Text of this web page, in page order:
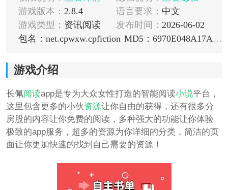
游戏版本： 2.8.4 语言要求： 中文
游戏类型： 资讯阅读 发布时间： 2026-06-02
包名：net.cpwxw.cpfiction
MD5：6970E048A17AC2A5B122F5A52DD547A6
游戏介绍
长佩阅读app是专为大众女性打造的智能阅读小说平台，
这里包含更多的小伙资源让你自由的获得，还有很多分
房股的内容让你免费的阅读，多种强大的功能让你体验
极致的app服务，超多的资源为你详细的分类，简洁的页
面让你更加快速的找到自己需要的资源！